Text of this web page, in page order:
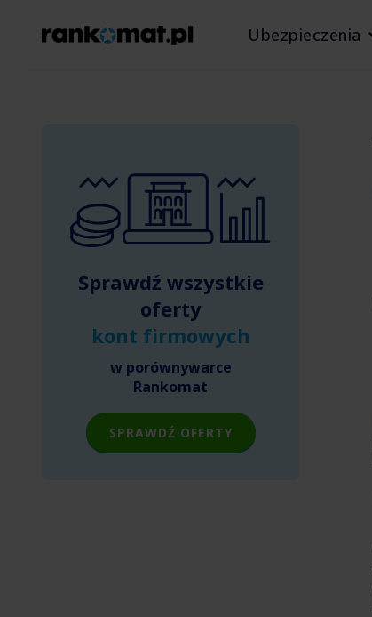
Ubezpieczenia
Sprawdź wszystkie
oferty
kont firmowych
w porównywarce
Rankomat
SPRAWDŹ OFERTY